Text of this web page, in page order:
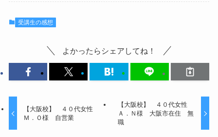
受講生の感想
よかったらシェアしてね！
【大阪校】 ４０代女性
Ｍ．Ｏ様 自営業
【大阪校】 ４０代女性
Ａ．Ｎ様 大阪市在住 無
職